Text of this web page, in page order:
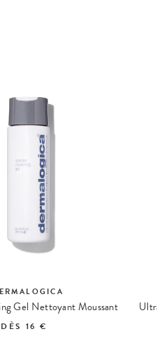
Gel Nettoyant Moussant
DÈS 16 €